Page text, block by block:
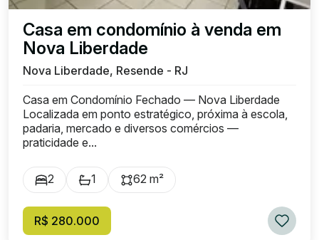
Casa em condomínio à venda em
Nova Liberdade
Nova Liberdade, Resende - RJ
Casa em Condomínio Fechado — Nova Liberdade
Localizada em ponto estratégico, próxima à escola,
padaria, mercado e diversos comércios —
praticidade e...
2 1 62 m²
R$ 280.000